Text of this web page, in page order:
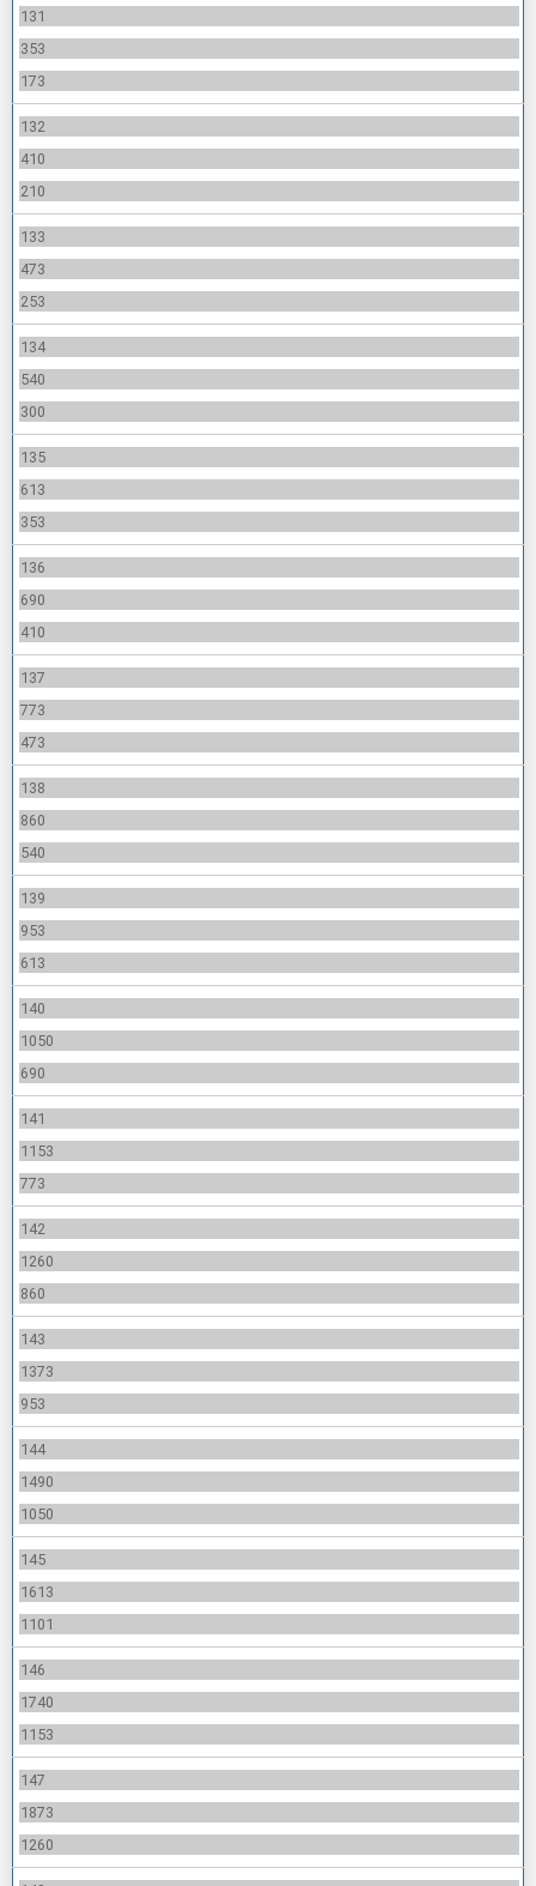
131
353
173
132
410
210
133
473
253
134
540
300
135
613
353
136
690
410
137
773
473
138
860
540
139
953
613
140
1050
690
141
1153
773
142
1260
860
143
1373
953
144
1490
1050
145
1613
1101
146
1740
1153
147
1873
1260